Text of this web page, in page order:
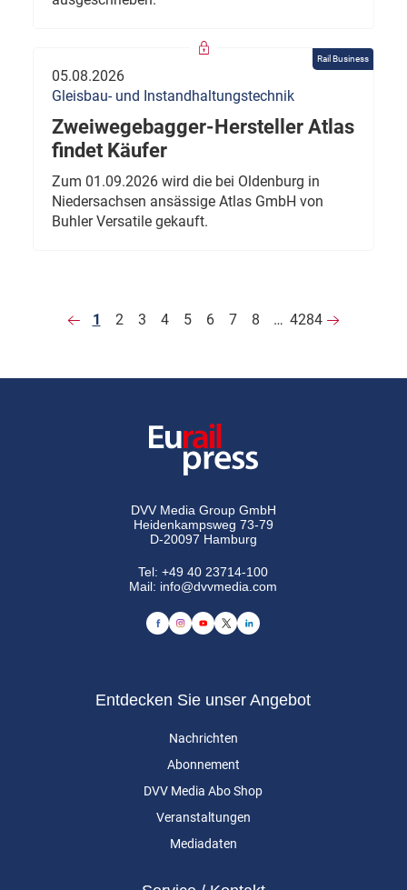
Rail Business
05.08.2026
Gleisbau- und Instandhaltungstechnik
Zweiwegebagger-Hersteller Atlas
findet Käufer
Zum 01.09.2026 wird die bei Oldenburg in
Niedersachsen ansässige Atlas GmbH von
Buhler Versatile gekauft.
1 2 3 4 5 6 7 8 … 4284
DVV Media Group GmbH
Heidenkampsweg 73-79
D-20097 Hamburg
Tel:+49 40 23714-100
Mail: info@dvvmedia.com
Entdecken Sie unser Angebot
Nachrichten
Abonnement
DVV Media Abo Shop
Veranstaltungen
Mediadaten